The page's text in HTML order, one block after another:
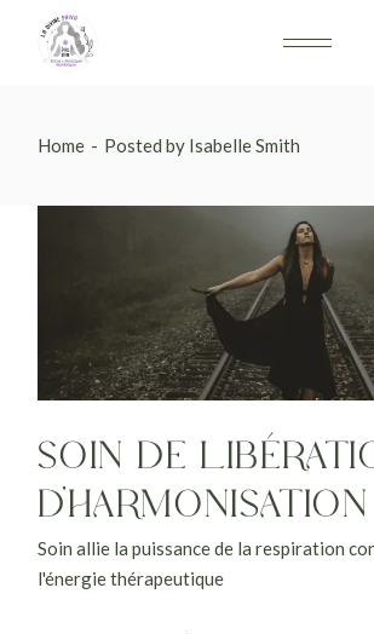
Home Posted by Isabelle Smith
SOIN DE
D’HARMONISATION
Soin allie la puissance de la respiration
l'énergie thérapeutique